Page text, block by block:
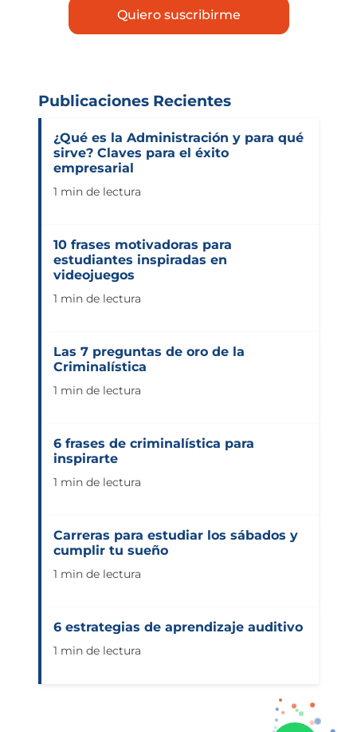
Publicaciones Recientes
¿Qué es la Administración y para qué
sirve? Claves para el éxito
empresarial
1 min de lectura
10 frases motivadoras para
estudiantes inspiradas en
videojuegos
1 min de lectura
Las 7 preguntas de oro de la
Criminalística
1 min de lectura
6 frases de criminalística para
inspirarte
1 min de lectura
Carreras para estudiar los sábados y
cumplir tu sueño
1 min de lectura
6 estrategias de aprendizaje auditivo
1 min de lectura